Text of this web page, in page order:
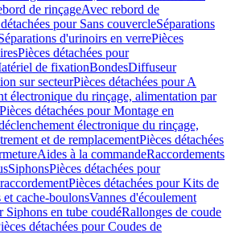
de rinçageAvec rebord de
pour Sans couvercleSéparations
d'urinoirs en verrePièces
Pièces détachées pour
de fixationBondesDiffuseur
sur secteurPièces détachées pour A
électronique du rinçage, alimentation par
Pièces détachées pour Montage en
électronique du rinçage,
et de remplacementPièces détachées
Aides à la commandeRaccordements
SiphonsPièces détachées pour
Pièces détachées pour Kits de
et cache-boulonsVannes d'écoulement
Siphons en tube coudéRallonges de coude
détachées pour Coudes de